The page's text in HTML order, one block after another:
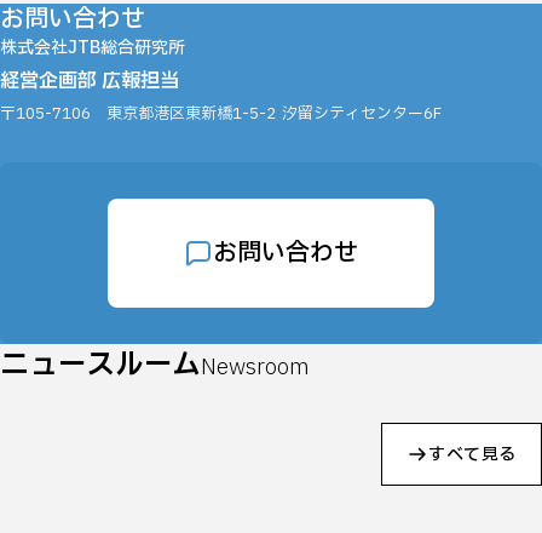
お問い合わせ
株式会社JTB総合研究所
経営企画部 広報担当
〒105-7106 東京都港区東新橋1-5-2 汐留シティセンター6F
お問い合わせ
ニュースルームNewsroom
すべて見る